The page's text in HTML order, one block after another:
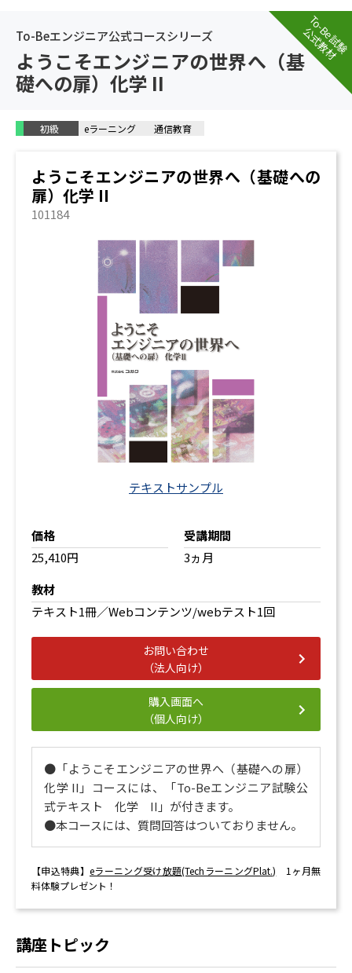
To-Beエンジニア公式コースシリーズ
ようこそエンジニアの世界へ（基
礎への扉）化学 II
To-Be試験
公式教材
初級 eラーニング 通信教育
ようこそエンジニアの世界へ（基礎への
扉）化学 II
101184
テキストサンプル
価格
25,410円
受講期間
3ヵ月
教材
テキスト1冊／Webコンテンツ/webテスト1回
お問い合わせ
（法人向け）
購入画面へ
（個人向け）
●「ようこそエンジニアの世界へ（基礎への扉）
化学 II」コースには、「To-Beエンジニア試験公
式テキスト 化学 II」が付きます。
●本コースには、質問回答はついておりません。
【申込特典】 eラーニング受け放題(TechラーニングPlat.) 1ヶ月無
料体験プレゼント！
講座トピック